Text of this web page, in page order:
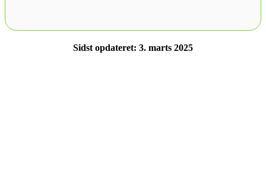
Sidst opdateret: 3. marts 2025